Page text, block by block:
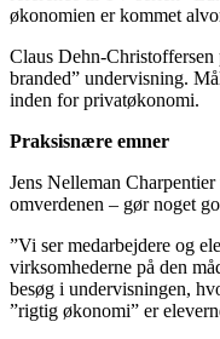
økonomien er kommet
Claus Dehn-Christoffersen
branded” undervisning.
inden for privatøkonomi.
Praksisnære emner
Jens Nelleman
omverdenen – gør noget
”Vi ser medarbejdere og
virksomhederne på den
besøg i undervisningen,
”rigtig økonomi” er